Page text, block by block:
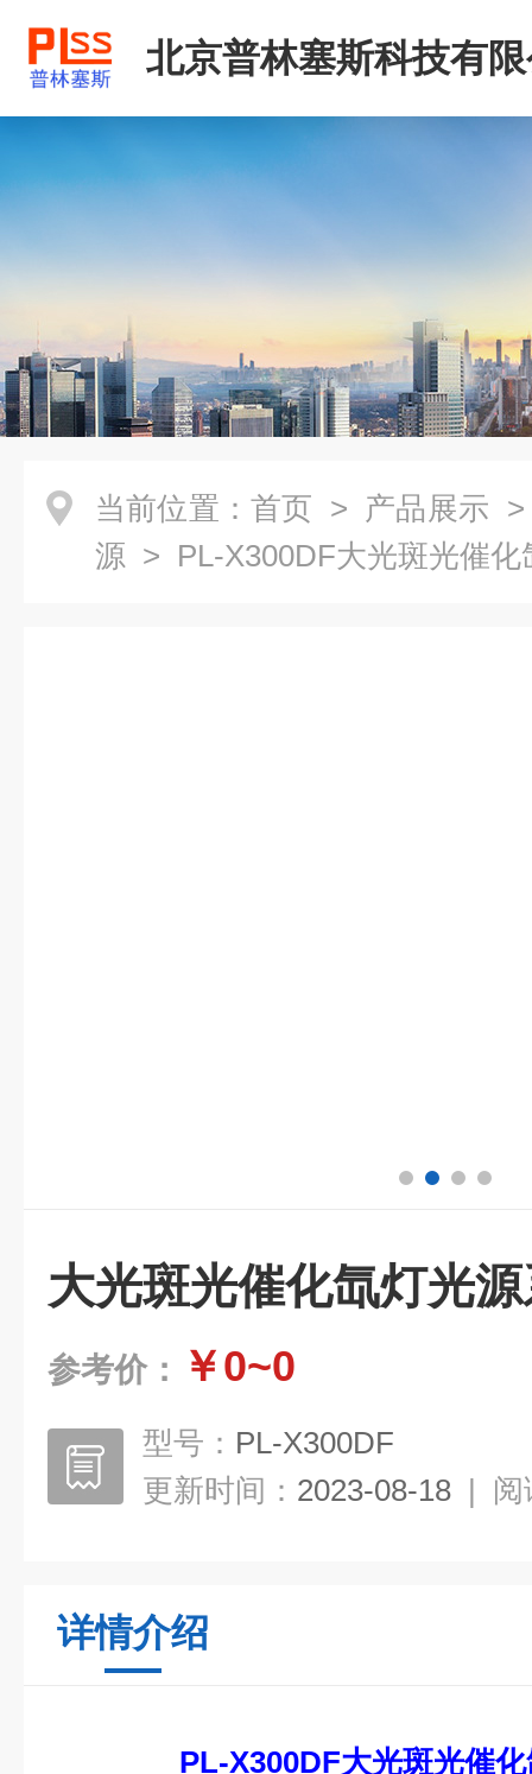
北京普林塞斯科技有
当前位置： 首页 > 产品展示
源 > PL-X300DF大光斑光催化
大光斑光催化氙灯光
参考价： ￥0~0
型号： PL-X300DF
更新时间： 2023-08-18 | 阅
详情介绍
PL-X300DF大光斑光催